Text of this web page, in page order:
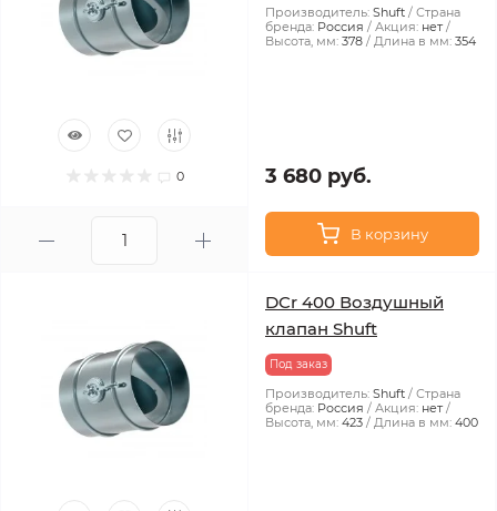
0
Производитель: Shuft
Страна
бренда: Россия Акция: нет
Высота, мм: 378 Длина в мм: 354
3 680 руб.
В корзину
DCr 400 Воздушный
клапан Shuft
Под заказ
Производитель: Shuft
Страна
бренда: Россия Акция: нет
Высота, мм: 423 Длина в мм: 400